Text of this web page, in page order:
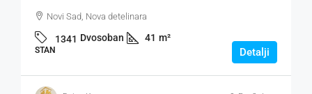
Novi Sad, Nova detelinara
1341 Dvosoban 41 m²
STAN Detalji